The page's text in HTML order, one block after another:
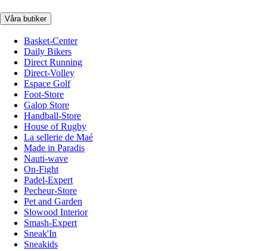
Våra butiker
Basket-Center
Daily Bikers
Direct Running
Direct-Volley
Espace Golf
Foot-Store
Galop Store
Handball-Store
House of Rugby
La sellerie de Maé
Made in Paradis
Nauti-wave
On-Fight
Padel-Expert
Pecheur-Store
Pet and Garden
Slowood Interior
Smash-Expert
Sneak'In
Sneakids